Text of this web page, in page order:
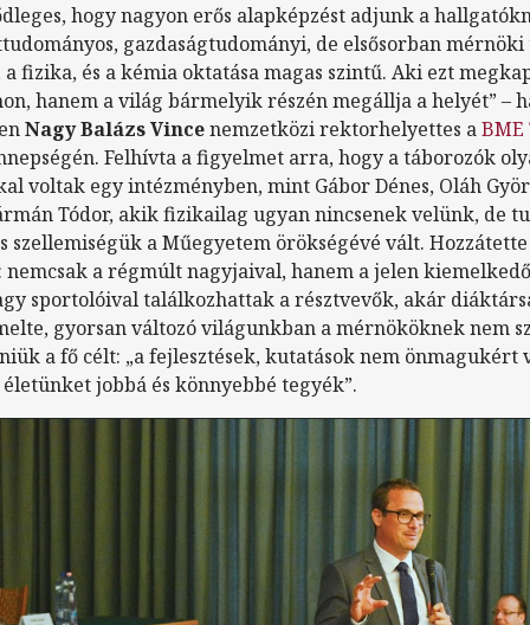
hogy nagyon erős alapképzést adjunk a
gazdaságtudományi, de elsősorban
fizika, és a kémia oktatása magas szintű. Aki ezt
hanem a világ bármelyik részén megállja a helyét” –
Nagy Balázs Vincenemzetközi rektorhelyettes aBME
Felhívta a figyelmet arra, hogy a táborozók
voltak egy intézményben, mint Gábor Dénes, Oláh
Tódor, akik fizikailag ugyan nincsenek velünk, de
szellemiségük a Műegyetem örökségévé vált. Hozzátette
a régmúlt nagyjaival, hanem a jelen
sportolóival találkozhattak a résztvevők, akár
gyorsan változó világunkban a mérnököknek nem
a fő célt: „a fejlesztések, kutatások nem önmagukért
jobbá és könnyebbé tegyék”.